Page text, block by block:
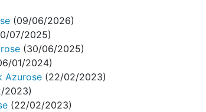
(09/06/2026)
07/2025)
(30/06/2025)
01/2024)
Azurose (22/02/2023)
2023)
(22/02/2023)